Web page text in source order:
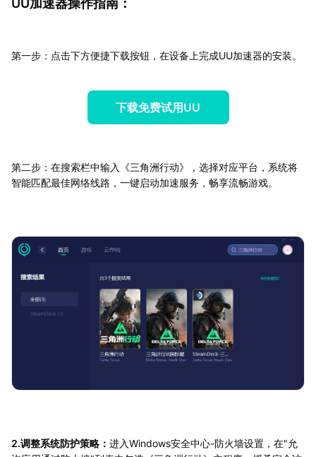
第一步：点击下方便捷下载按钮，在设备上完成UU加速器的安装。
下载免费试用UU
第二步：在搜索栏中输入《三角洲行动》，选择对应平台，系统将
智能匹配最佳网络线路，一键启动加速服务，畅享流畅游戏。
2.调整系统防护策略： 进入Windows安全中心-防火墙设置，在"允